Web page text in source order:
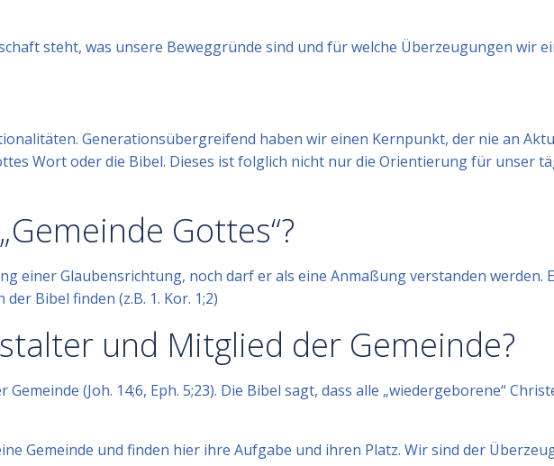
steht, was unsere Beweggründe sind und für welche Überzeugungen wir
Generationsübergreifend haben wir einen Kernpunkt, der nie an
Wort oder die Bibel. Dieses ist folglich nicht nur die Orientierung für unser
Gottes“?
einer Glaubensrichtung, noch darf er als eine Anmaßung verstanden werden.
Bibel finden (z.B. 1. Kor. 1;2)
und Mitglied der Gemeinde?
(Joh. 14;6, Eph. 5;23). Die Bibel sagt, dass alle „wiedergeborene“
Gemeinde und finden hier ihre Aufgabe und ihren Platz. Wir sind der